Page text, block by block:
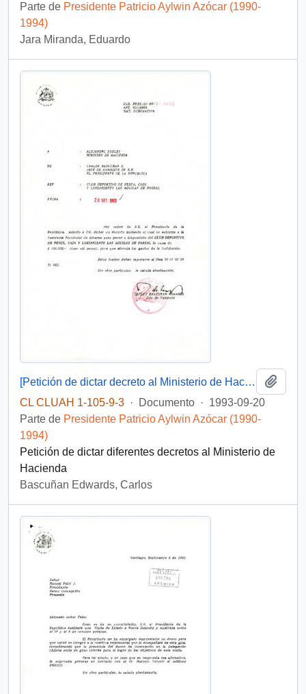
Parte de Presidente Patricio Aylwin Azócar (1990-
1994)
Jara Miranda, Eduardo
[Petición de dictar decreto al Ministerio de Hacienda]
CL CLUAH 1-105-9-3 · Documento · 1993-09-20
Parte de Presidente Patricio Aylwin Azócar (1990-
1994)
Petición de dictar diferentes decretos al Ministerio de
Hacienda
Bascuñan Edwards, Carlos